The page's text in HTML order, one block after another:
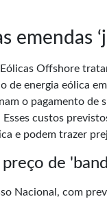
emendas
Eólicas Offshore
energia eólica
o pagamento
custos
e podem trazer
de
Nacional, com